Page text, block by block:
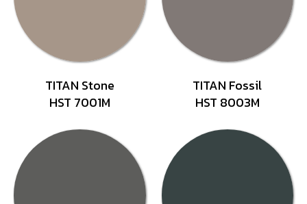
TITAN Stone
HST 7001M
TITAN Fossil
HST 8003M